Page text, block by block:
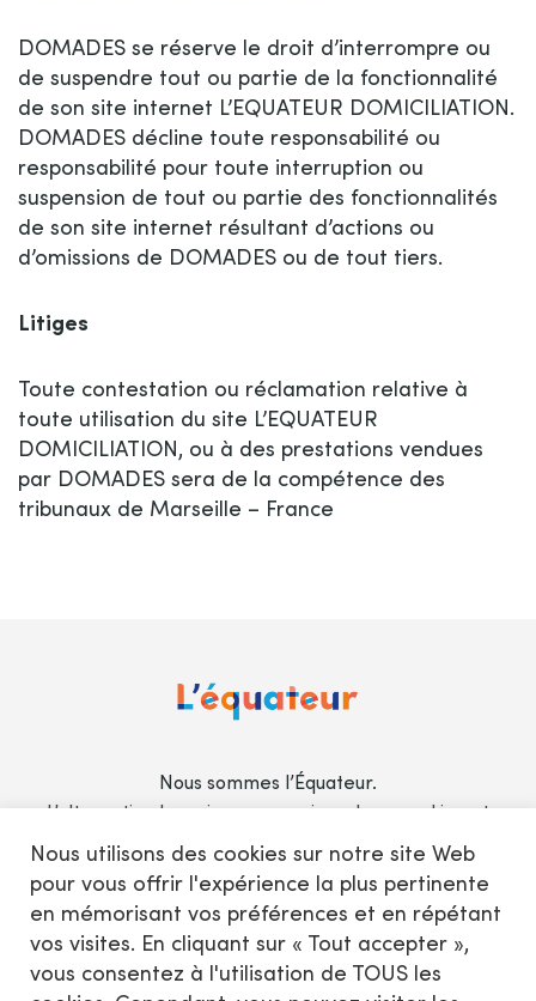
DOMADES se réserve le droit d’interrompre ou
de suspendre tout ou partie de la fonctionnalité
de son site internet L’EQUATEUR DOMICILIATION.
DOMADES décline toute responsabilité ou
responsabilité pour toute interruption ou
suspension de tout ou partie des fonctionnalités
de son site internet résultant d’actions ou
d’omissions de DOMADES ou de tout tiers.
Litiges
Toute contestation ou réclamation relative à
toute utilisation du site L’EQUATEUR
DOMICILIATION, ou à des prestations vendues
par DOMADES sera de la compétence des
tribunaux de Marseille – France
Nous sommes l’Équateur.
L’alternative humaine aux services de coworking et
de réunions traditionnels, au coeur de la Zone
Franche Urbaine entre Euromed et le 15ème
arrondissement, à Marseille.
Rejoignez-nous !
Nous utilisons des cookies sur notre site Web
pour vous offrir l'expérience la plus pertinente
en mémorisant vos préférences et en répétant
vos visites. En cliquant sur « Tout accepter »,
vous consentez à l'utilisation de TOUS les